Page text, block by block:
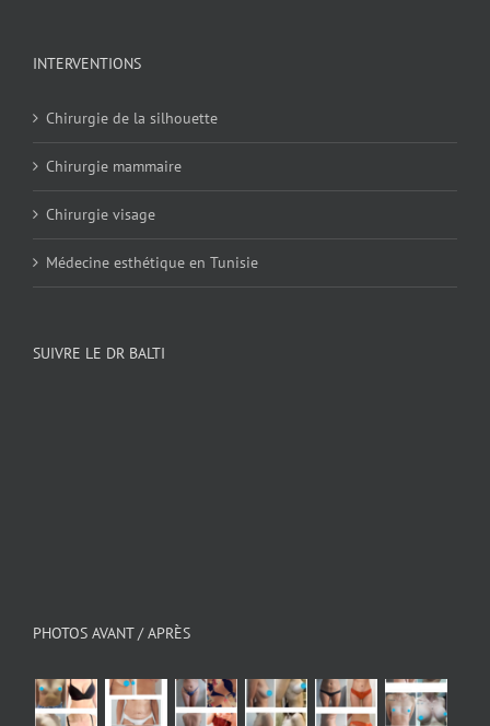
INTERVENTIONS
Chirurgie de la silhouette
Chirurgie mammaire
Chirurgie visage
Médecine esthétique en Tunisie
SUIVRE LE DR BALTI
PHOTOS AVANT / APRÈS